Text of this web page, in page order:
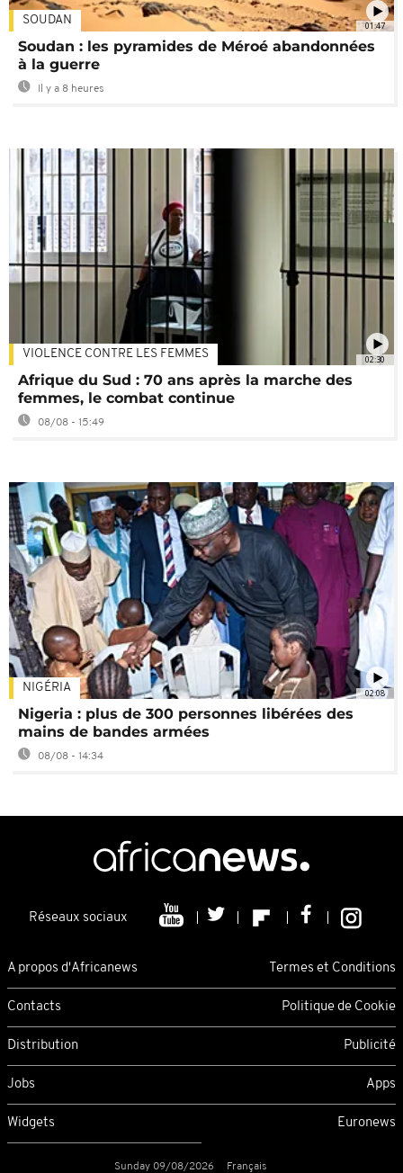
01:47
SOUDAN
Soudan : les pyramides de Méroé abandonnées
à la guerre
Il y a 8 heures
02:30
VIOLENCE CONTRE LES FEMMES
Afrique du Sud : 70 ans après la marche des
femmes, le combat continue
08/08 - 15:49
02:08
NIGÉRIA
Nigeria : plus de 300 personnes libérées des
mains de bandes armées
08/08 - 14:34
Réseaux sociaux
A propos d'Africanews Termes et Conditions
Contacts Politique de Cookie
Distribution Publicité
Jobs Apps
Widgets Euronews
Sunday 09/08/2026